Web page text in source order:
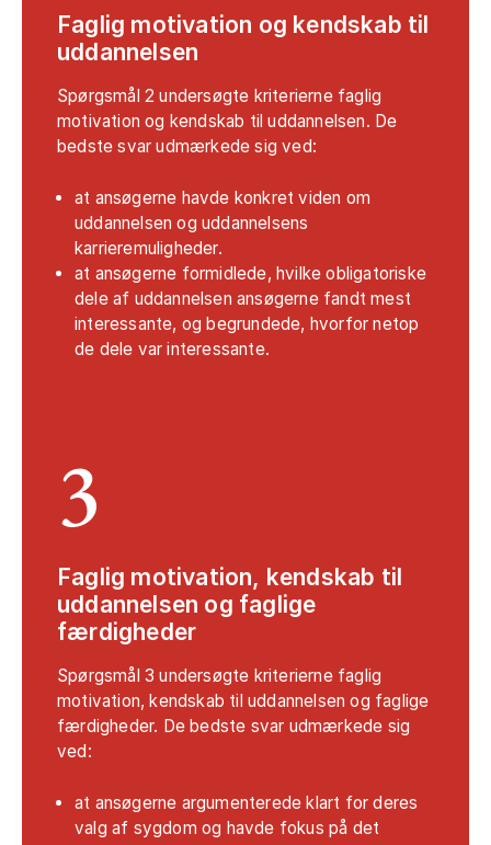
Faglig motivation og kendskab til
uddannelsen
Spørgsmål 2 undersøgte kriterierne faglig
motivation og kendskab til uddannelsen. De
bedste svar udmærkede sig ved:
at ansøgerne havde konkret viden om
uddannelsen og uddannelsens
karrieremuligheder.
at ansøgerne formidlede, hvilke obligatoriske
dele af uddannelsen ansøgerne fandt mest
interessante, og begrundede, hvorfor netop
de dele var interessante.
3
Faglig motivation, kendskab til
uddannelsen og faglige
færdigheder
Spørgsmål 3 undersøgte kriterierne faglig
motivation, kendskab til uddannelsen og faglige
færdigheder. De bedste svar udmærkede sig
ved:
at ansøgerne argumenterede klart for deres
valg af sygdom og havde fokus på det